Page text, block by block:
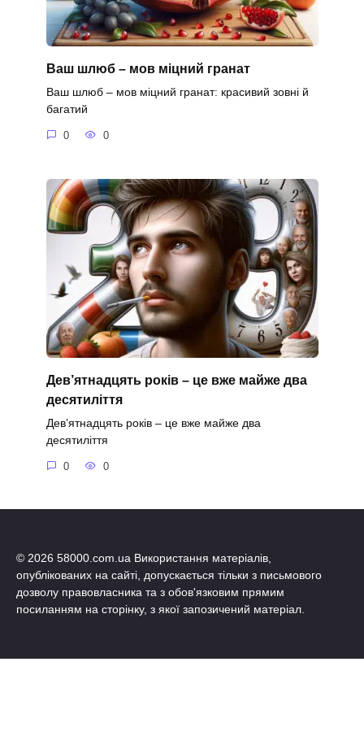
Ваш шлюб – мов міцний гранат
Ваш шлюб – мов міцний гранат: красивий зовні й
багатий
0 0
Дев’ятнадцять років – це вже майже два
десятиліття
Дев’ятнадцять років – це вже майже два
десятиліття
0 0
© 2026 58000.com.ua Використання матеріалів,
опублікованих на сайті, допускається тільки з письмового
дозволу правовласника та з обов'язковим прямим
посиланням на сторінку, з якої запозичений матеріал.